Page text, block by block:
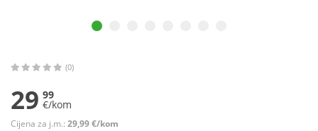
(0)
29 99
€/kom
Cijena za j.m.: 29,99 €/kom